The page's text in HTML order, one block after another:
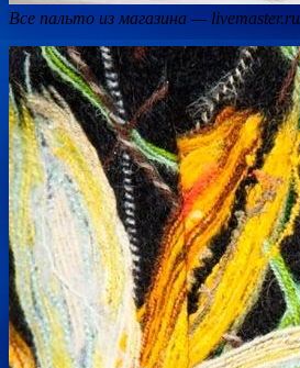
Все пальто из магазина —